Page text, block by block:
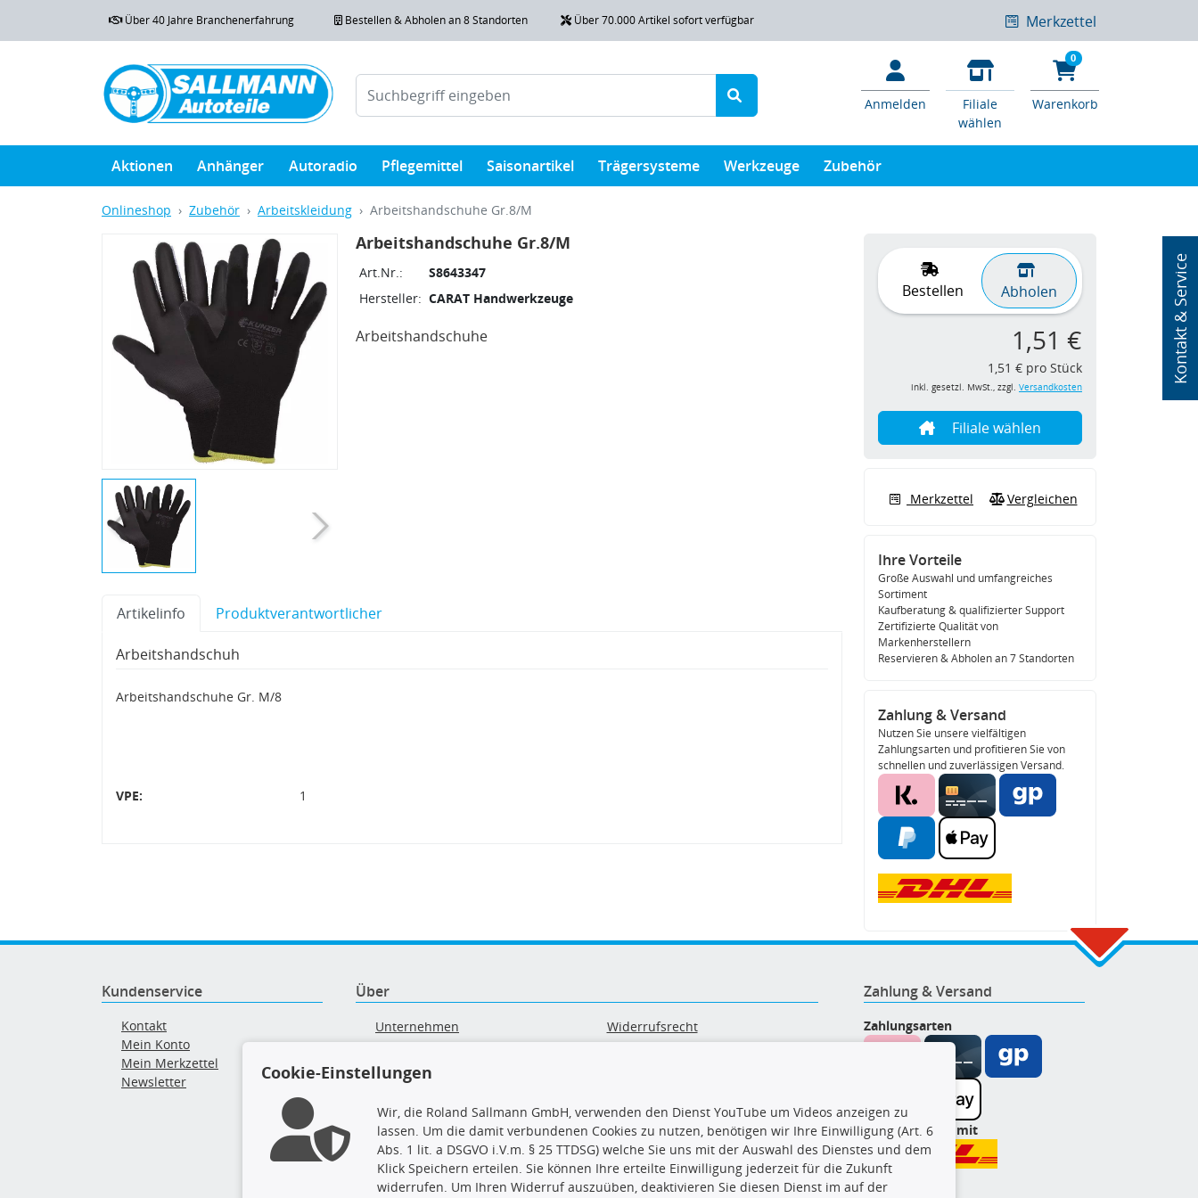
Kontakt & Service
Über 40 Jahre Branchenerfahrung Bestellen & Abholen an 8 Standorten Über 70.000 Artikel sofort verfügbar Merkzettel
Anmelden
Filiale
wählen
0
Warenkorb
Aktionen Anhänger Autoradio Pflegemittel Saisonartikel Trägersysteme Werkzeuge Zubehör
Onlineshop Zubehör Arbeitskleidung Arbeitshandschuhe Gr.8/M
Arbeitshandschuhe Gr.8/M
Art.Nr.:
S8643347
Hersteller: CARAT Handwerkzeuge
Arbeitshandschuhe
Artikelinfo Produktverantwortlicher
Arbeitshandschuh
Arbeitshandschuhe Gr. M/8
VPE: 1
Bestellen Abholen
1,51 €
1,51 € pro Stück
inkl. gesetzl. MwSt., zzgl. Versandkosten
Filiale wählen
Merkzettel Vergleichen
Ihre Vorteile
Große Auswahl und umfangreiches
Sortiment
Kaufberatung & qualifizierter Support
Zertifizierte Qualität von
Markenherstellern
Reservieren & Abholen an 7 Standorten
Zahlung & Versand
Nutzen Sie unsere vielfältigen
Zahlungsarten und profitieren Sie von
schnellen und zuverlässigen Versand.
Kundenservice
Kontakt
Mein Konto
Mein Merkzettel
Newsletter
Über
Unternehmen
AGB
Versand & Zahlung
Altgeräte-/ Batterieentsorgung
Widerrufsrecht
Widerrufsformular
Barrierefreiheitserklärung
Zahlung & Versand
Zahlungsarten
Wir versenden mit
Cookie-Einstellungen
Wir, die Roland Sallmann GmbH, verwenden den Dienst YouTube um Videos anzeigen zu
lassen. Um die damit verbundenen Cookies zu nutzen, benötigen wir Ihre Einwilligung (Art. 6
Abs. 1 lit. a DSGVO i.V.m. § 25 TTDSG) welche Sie uns mit der Auswahl des Dienstes und dem
Klick Speichern erteilen. Sie können Ihre erteilte Einwilligung jederzeit für die Zukunft
widerrufen. Um Ihren Widerruf auszuüben, deaktivieren Sie diesen Dienst im auf der